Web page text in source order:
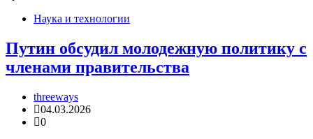
Наука и технологии
Путин обсудил молодежную политику с
членами правительства
threeways
04.03.2026
0